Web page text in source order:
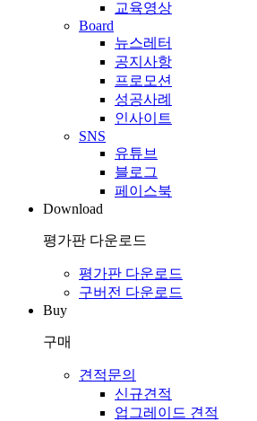
교육영상
Board
뉴스레터
공지사항
프로모션
성공사례
인사이트
SNS
유튜브
블로그
페이스북
Download
평가판 다운로드
평가판 다운로드
구버전 다운로드
Buy
구매
견적문의
신규견적
업그레이드 견적